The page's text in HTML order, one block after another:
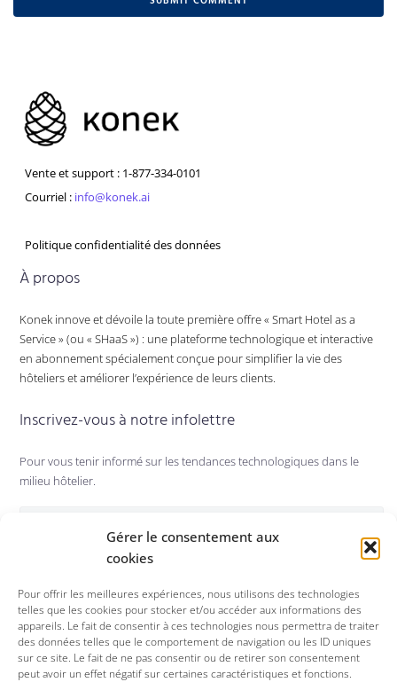
Gérer le consentement aux
cookies
Pour offrir les meilleures expériences, nous utilisons des technologies
telles que les cookies pour stocker et/ou accéder aux informations des
appareils. Le fait de consentir à ces technologies nous permettra de traiter
des données telles que le comportement de navigation ou les ID uniques
sur ce site. Le fait de ne pas consentir ou de retirer son consentement
peut avoir un effet négatif sur certaines caractéristiques et fonctions.
Vente et support : 1-877-334-0101
Courriel : info@konek.ai
Politique confidentialité des données
À propos
Konek innove et dévoile la toute première offre « Smart Hotel as a
Service » (ou « SHaaS ») : une plateforme technologique et interactive
en abonnement spécialement conçue pour simplifier la vie des
hôteliers et améliorer l’expérience de leurs clients.
Inscrivez-vous à notre infolettre
Pour vous tenir informé sur les tendances technologiques dans le
milieu hôtelier.
Suivez-nous sur :